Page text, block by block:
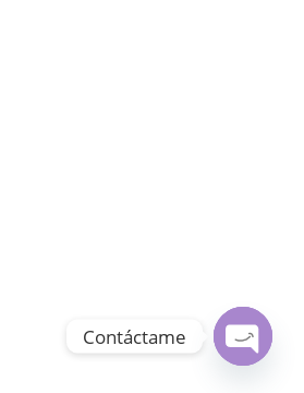
Contáctame